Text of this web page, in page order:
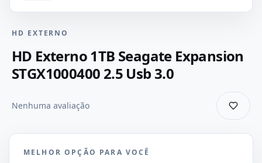
HD EXTERNO
HD Externo 1TB Seagate Expansion
STGX1000400 2.5 Usb 3.0
Nenhuma avaliação
MELHOR OPÇÃO PARA VOCÊ